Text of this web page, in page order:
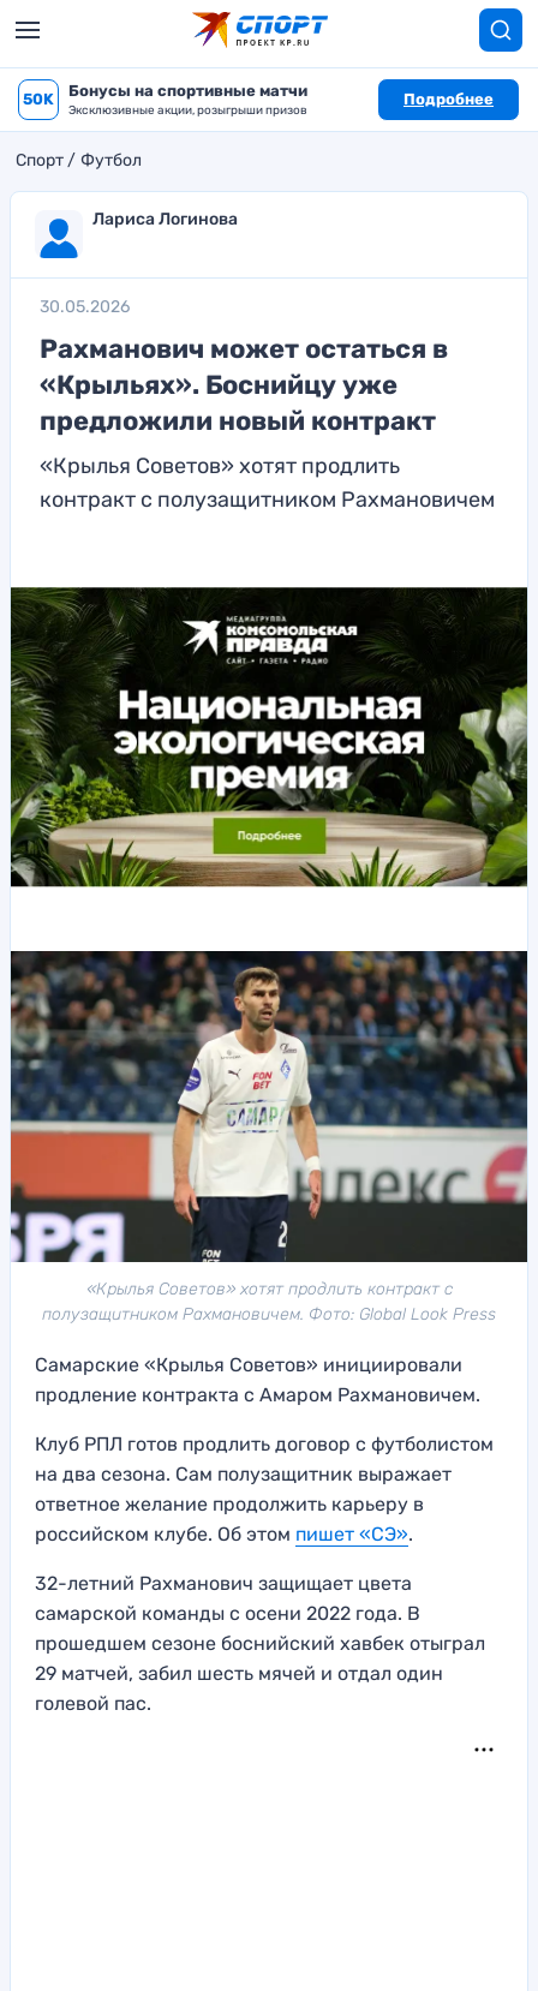
50K Бонусы на спортивные матчи
Эксклюзивные акции, розыгрыши призов
Подробнее
Спорт Футбол
Лариса Логинова
30.05.2026
Рахманович может остаться в
«Крыльях». Боснийцу уже
предложили новый контракт
«Крылья Советов» хотят продлить
контракт с полузащитником Рахмановичем
«Крылья Советов» хотят продлить контракт с
полузащитником Рахмановичем. Фото: Global Look Press
Самарские «Крылья Советов» инициировали
продление контракта с Амаром Рахмановичем.
Клуб РПЛ готов продлить договор с футболистом
на два сезона. Сам полузащитник выражает
ответное желание продолжить карьеру в
российском клубе. Об этом пишет «СЭ».
32-летний Рахманович защищает цвета
самарской команды с осени 2022 года. В
прошедшем сезоне боснийский хавбек отыграл
29 матчей, забил шесть мячей и отдал один
голевой пас.